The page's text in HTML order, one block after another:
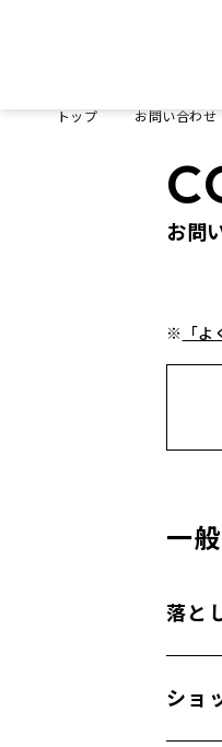
トップ お問い合わせ
お問
※ 「
一
落と
ショ